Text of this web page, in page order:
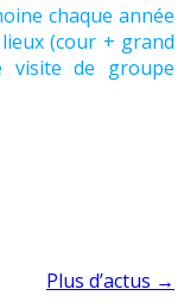
chaque année
(cour + grand
visite de groupe
Plus d’actus →